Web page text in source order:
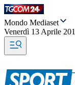
Mondo Mediaset
Venerdì 13 Aprile